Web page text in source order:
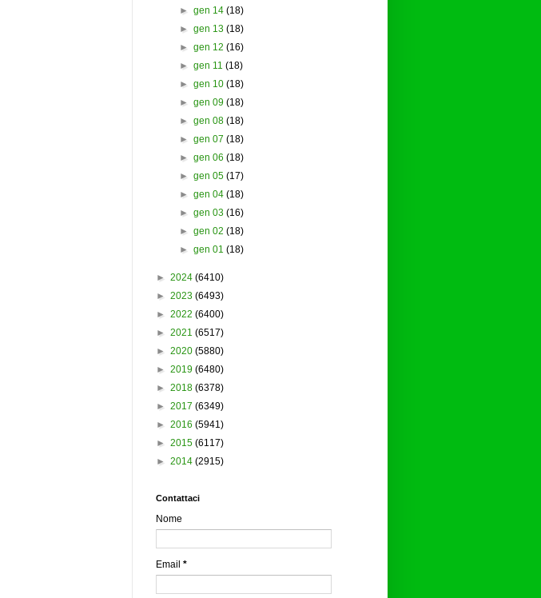
► gen 14 (18)
► gen 13 (18)
► gen 12 (16)
► gen 11 (18)
► gen 10 (18)
► gen 09 (18)
► gen 08 (18)
► gen 07 (18)
► gen 06 (18)
► gen 05 (17)
► gen 04 (18)
► gen 03 (16)
► gen 02 (18)
► gen 01 (18)
► 2024 (6410)
► 2023 (6493)
► 2022 (6400)
► 2021 (6517)
► 2020 (5880)
► 2019 (6480)
► 2018 (6378)
► 2017 (6349)
► 2016 (5941)
► 2015 (6117)
► 2014 (2915)
Contattaci
Nome
Email *